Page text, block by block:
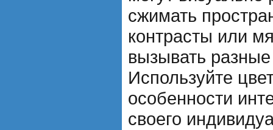
сжимать
контрасты или
вызывать
Используйте
особенности
своего